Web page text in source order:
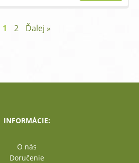
1 2 Ďalej »
INFORMÁCIE:
O nás
Doručenie